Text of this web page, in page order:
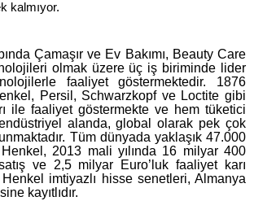
kalmıyor.
Çamaşır ve Ev Bakımı, Beauty Care
olmak üzere üç iş biriminde lider
faaliyet göstermektedir. 1876
Persil, Schwarzkopf ve Loctite gibi
ile faaliyet göstermekte ve hem tüketici
alanda, global olarak pek çok
Tüm dünyada yaklaşık 47.000
Henkel, 2013 mali yılında 16 milyar 400
ve 2,5 milyar Euro’luk faaliyet karı
imtiyazlı hisse senetleri, Almanya
kayıtlıdır.